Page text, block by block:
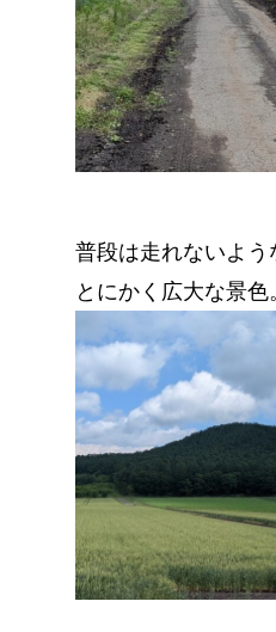
普段は走れないよう
とにかく広大な景色。